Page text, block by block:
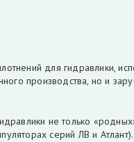
для гидравлики,
производства, но и
не только
серий ЛВ и Атлант).